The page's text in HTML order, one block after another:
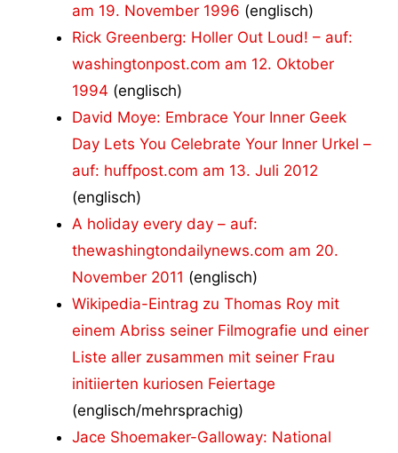
am 19. November 1996 (englisch)
Rick Greenberg: Holler Out Loud! – auf:
washingtonpost.com am 12. Oktober
1994 (englisch)
David Moye: Embrace Your Inner Geek
Day Lets You Celebrate Your Inner Urkel –
auf: huffpost.com am 13. Juli 2012
(englisch)
A holiday every day – auf:
thewashingtondailynews.com am 20.
November 2011 (englisch)
Wikipedia-Eintrag zu Thomas Roy mit
einem Abriss seiner Filmografie und einer
Liste aller zusammen mit seiner Frau
initiierten kuriosen Feiertage
(englisch/mehrsprachig)
Jace Shoemaker-Galloway: National